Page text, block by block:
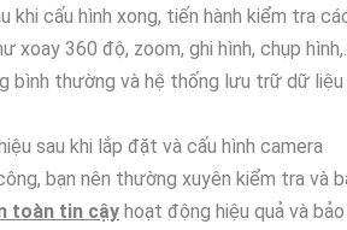
khi cấu hình xong, tiến hành kiểm tra
xoay 360 độ, zoom, ghi hình, chụp
bình thường và hệ thống lưu trữ dữ liệu
sau khi lắp đặt và cấu hình camera
bạn nên thường xuyên kiểm tra và
toàn tin cậy hoạt động hiệu quả và bảo